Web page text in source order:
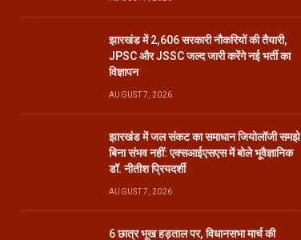
झारखंड में 2,606 सरकारी नौकरियों की तैयारी,
JPSC और JSSC जल्द जारी करेंगे नई भर्ती का
विज्ञापन
AUGUST 7, 2026
झारखंड में जल संकट का समाधान जियोलॉजी समझे
बिना संभव नहीं: एक्सआईएसएस में बोले भूवैज्ञानिक
डॉ. नीतीश प्रियदर्शी
AUGUST 7, 2026
6 छात्र भूख हड़ताल पर, विधानसभा मार्च की